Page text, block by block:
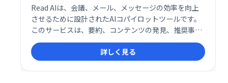
Read AIは、会議、メール、メッセージの効率を向上
させるために設計されたAIコパイロットツールです。
このサービスは、要約、コンテンツの発見、推奨事項
を提供し、個人およびチームの生産性を飛躍的に向上
させます。特にフォーチュン500企業の75%が導入し
ており、平均20%の生産性向上を実現しています。
詳しく見る